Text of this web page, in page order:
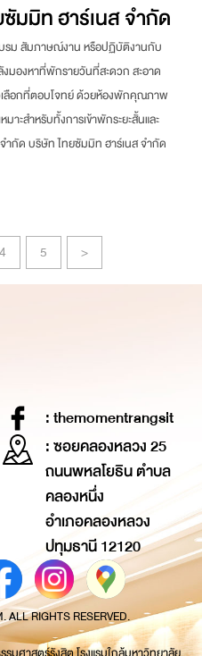
มมิท ฮาร์เนส จำกัด
ม สัมภาษณ์งาน หรือปฏิบัติงานกับ
มองหาที่พักรายวันที่สะดวก สะอาด
ลือกที่ตอบโจทย์ ด้วยห้องพักคุณภาพ
ะสำหรับทั้งการเข้าพักระยะสั้นและ
ำกัด บริษัท ไทยซัมมิท ฮาร์เนส จำกัด
4 5 >
: themomentrangsit
: ซอยคลองหลวง 25
ถนนพหลโยธิน ตำบล
คลองหนึ่ง
อำเภอคลองหลวง
ปทุมธานี 12120
RIGHTS RESERVED.